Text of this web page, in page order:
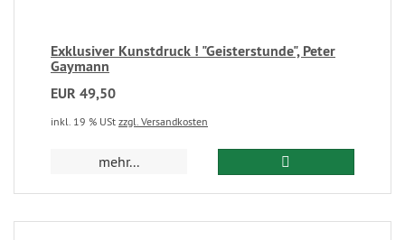
Exklusiver Kunstdruck ! "Geisterstunde", Peter
Gaymann
EUR 49,50
inkl. 19 % USt zzgl. Versandkosten
mehr...